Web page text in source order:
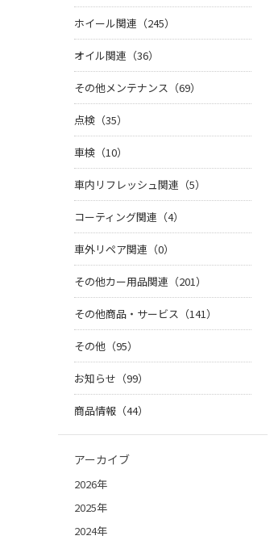
ホイール関連（245）
オイル関連（36）
その他メンテナンス（69）
点検（35）
車検（10）
車内リフレッシュ関連（5）
コーティング関連（4）
車外リペア関連（0）
その他カー用品関連（201）
その他商品・サービス（141）
その他（95）
お知らせ（99）
商品情報（44）
アーカイブ
2026年
2025年
2024年